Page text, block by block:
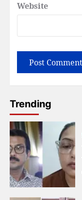
Website
Trending